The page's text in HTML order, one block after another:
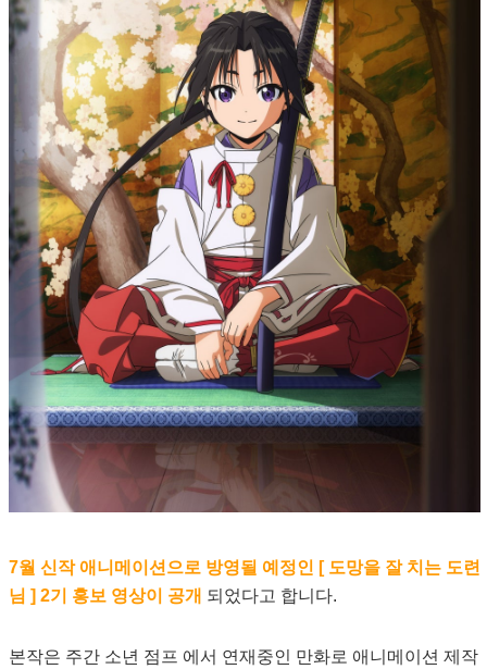
7월 신작 애니메이션으로 방영될 예정인 [ 도망을 잘 치는 도련
님 ] 2기 홍보 영상이 공개 되었다고 합니다.
본작은 주간 소년 점프 에서 연재중인 만화로 애니메이션 제작